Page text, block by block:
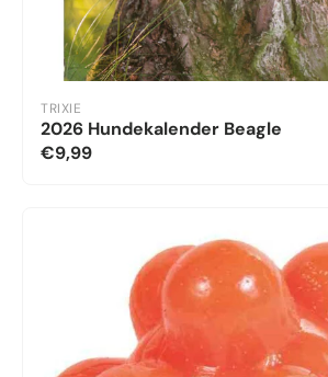
TRIXIE
2026 Hundekalender Beagle
€9,99